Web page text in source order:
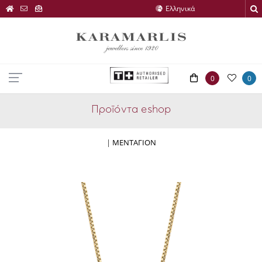
0 0
Προϊόντα eshop
| ΜΕΝΤΑΓΙΟΝ